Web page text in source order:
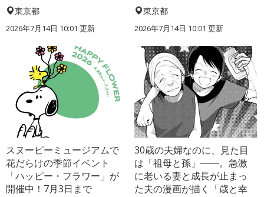
東京都
2026年7月14日 10:01 更新
東京都
2026年7月14日 10:01 更新
スヌーピーミュージアムで
花だらけの季節イベント
「ハッピー・フラワー」が
開催中！7月3日まで
30歳の夫婦なのに、見た目
は「祖母と孫」――。急激
に老いる妻と成長が止まっ
た夫の漫画が描く「歳と幸